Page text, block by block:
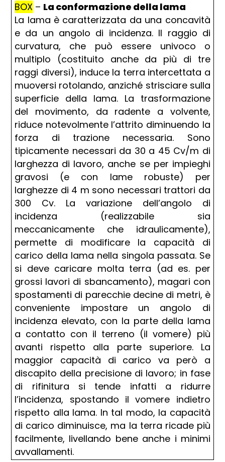
BOX – La conformazione della lama
La lama è caratterizzata da una concavità
e da un angolo di incidenza. Il raggio di
curvatura, che può essere univoco o
multiplo (costituito anche da più di tre
raggi diversi), induce la terra intercettata a
muoversi rotolando, anziché strisciare sulla
superficie della lama. La trasformazione
del movimento, da radente a volvente,
riduce notevolmente l’attrito diminuendo la
forza di trazione necessaria. Sono
tipicamente necessari da 30 a 45 Cv/m di
larghezza di lavoro, anche se per impieghi
gravosi (e con lame robuste) per
larghezze di 4 m sono necessari trattori da
300 Cv. La variazione dell’angolo di
incidenza (realizzabile sia
meccanicamente che idraulicamente),
permette di modificare la capacità di
carico della lama nella singola passata. Se
si deve caricare molta terra (ad es. per
grossi lavori di sbancamento), magari con
spostamenti di parecchie decine di metri, è
conveniente impostare un angolo di
incidenza elevato, con la parte della lama
a contatto con il terreno (il vomere) più
avanti rispetto alla parte superiore. La
maggior capacità di carico va però a
discapito della precisione di lavoro; in fase
di rifinitura si tende infatti a ridurre
l’incidenza, spostando il vomere indietro
rispetto alla lama. In tal modo, la capacità
di carico diminuisce, ma la terra ricade più
facilmente, livellando bene anche i minimi
avvallamenti.